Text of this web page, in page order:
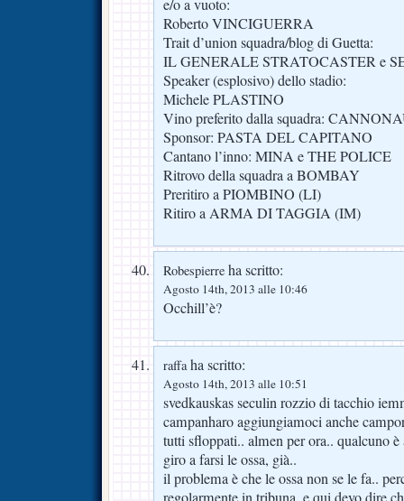
e/o a vuoto:
Roberto VINCIGUERRA
Trait d’union squadra/blog di Guetta:
IL GENERALE STRATOCASTER e
Speaker (esplosivo) dello stadio:
Michele PLASTINO
Vino preferito dalla squadra:
Sponsor: PASTA DEL CAPITANO
Cantano l’inno: MINA e THE POLICE
Ritrovo della squadra a BOMBAY
Preritiro a PIOMBINO (LI)
Ritiro a ARMA DI TAGGIA (IM)
Robespierre ha scritto:
Agosto 14th, 2013 alle 10:46
Occhill’è?
raffaha scritto:
Agosto 14th, 2013 alle 10:51
svedkauskas seculin rozzio di tacchio
campanharo aggiungiamoci anche
tutti sfloppati.. almen per ora.. qualcuno
giro a farsi le ossa, già..
il problema è che le ossa non se le fa..